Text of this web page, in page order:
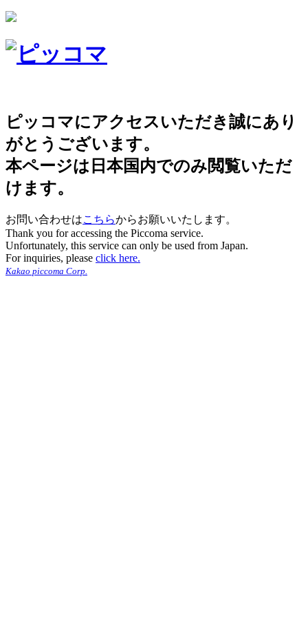
ピッコマにアクセスいただき誠にあり
がとうございます。
本ページは日本国内でのみ閲覧いただ
けます。
お問い合わせはこちらからお願いいたします。
Thank you for accessing the Piccoma service.
Unfortunately, this service can only be used from Japan.
For inquiries, please click here.
Kakao piccoma Corp.